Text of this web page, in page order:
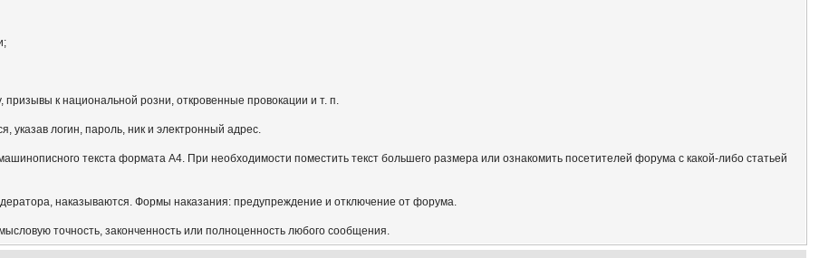
к национальной розни, откровенные провокации и т. п.
указав логин, пароль, ник и электронный адрес.
текста формата А4. При необходимости поместить текст большего размера или ознакомить посетителей форума с какой-либо статьей
наказываются. Формы наказания: предупреждение и отключение от форума.
точность, законченность или полноценность любого сообщения.